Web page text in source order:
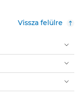
Vissza felülre